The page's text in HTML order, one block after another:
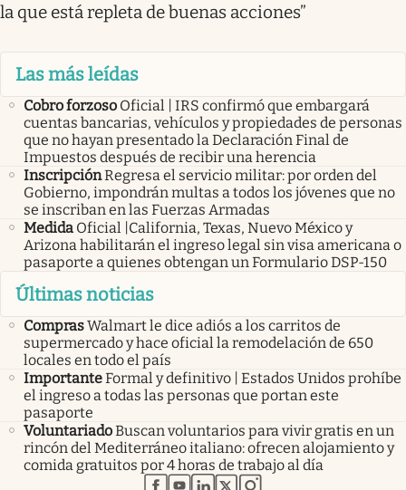
la que está repleta de buenas acciones”
Las más leídas
Cobro forzoso Oficial | IRS confirmó que embargará
cuentas bancarias, vehículos y propiedades de personas
que no hayan presentado la Declaración Final de
Impuestos después de recibir una herencia
InscripciónRegresa el servicio militar: por orden del
Gobierno, impondrán multas a todos los jóvenes que no
se inscriban en las Fuerzas Armadas
Medida Oficial |California, Texas, Nuevo México y
Arizona habilitarán el ingreso legal sin visa americana o
pasaporte a quienes obtengan un Formulario DSP-150
Últimas noticias
ComprasWalmart le dice adiós a los carritos de
supermercado y hace oficial la remodelación de 650
locales en todo el país
ImportanteFormal y definitivo | Estados Unidos prohíbe
el ingreso a todas las personas que portan este
pasaporte
VoluntariadoBuscan voluntarios para vivir gratis en un
rincón del Mediterráneo italiano: ofrecen alojamiento y
comida gratuitos por 4 horas de trabajo al día
abre en nueva pestaña
abre en nueva pestaña
abre en nueva pestaña
abre en nueva pestaña
abre en nueva pestaña